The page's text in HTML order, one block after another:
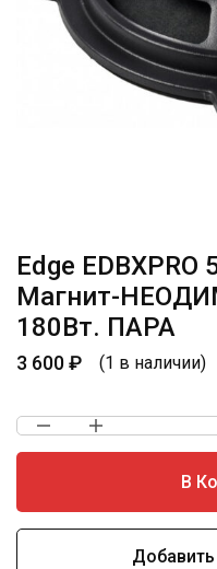
Edge
Магнит-
180Вт. ПАРА
3 600₽ (1 в наличии)
В